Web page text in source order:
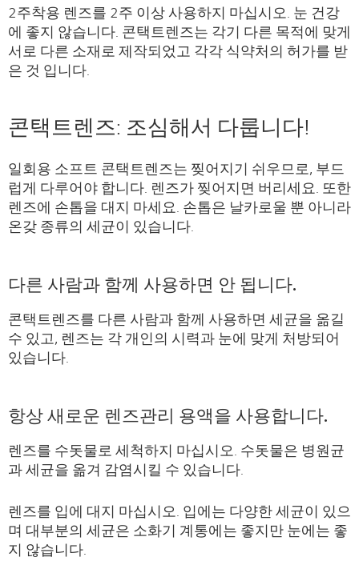
2주착용 렌즈를 2주 이상 사용하지 마십시오. 눈 건강
에 좋지 않습니다. 콘택트렌즈는 각기 다른 목적에 맞게
서로 다른 소재로 제작되었고 각각 식약처의 허가를 받
은 것 입니다.
콘택트렌즈: 조심해서 다룹니다!
일회용 소프트 콘택트렌즈는 찢어지기 쉬우므로, 부드
럽게 다루어야 합니다. 렌즈가 찢어지면 버리세요. 또한
렌즈에 손톱을 대지 마세요. 손톱은 날카로울 뿐 아니라
온갖 종류의 세균이 있습니다.
다른 사람과 함께 사용하면 안 됩니다.
콘택트렌즈를 다른 사람과 함께 사용하면 세균을 옮길
수 있고, 렌즈는 각 개인의 시력과 눈에 맞게 처방되어
있습니다.
항상 새로운 렌즈관리 용액을 사용합니다.
렌즈를 수돗물로 세척하지 마십시오. 수돗물은 병원균
과 세균을 옮겨 감염시킬 수 있습니다.
렌즈를 입에 대지 마십시오. 입에는 다양한 세균이 있으
며 대부분의 세균은 소화기 계통에는 좋지만 눈에는 좋
지 않습니다.